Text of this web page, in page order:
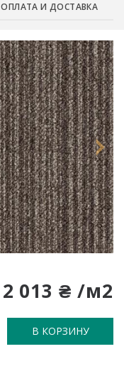
ОПЛАТА И ДОСТАВКА
2 013 ₴ /м2
В КОРЗИНУ